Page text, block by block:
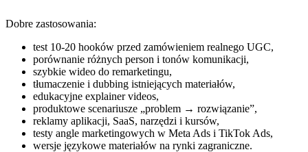
Dobre zastosowania:
test 10-20 hooków przed zamówieniem realnego UGC,
porównanie różnych person i tonów komunikacji,
szybkie wideo do remarketingu,
tłumaczenie i dubbing istniejących materiałów,
edukacyjne explainer videos,
produktowe scenariusze „problem → rozwiązanie”,
reklamy aplikacji, SaaS, narzędzi i kursów,
testy angle marketingowych w Meta Ads i TikTok Ads,
wersje językowe materiałów na rynki zagraniczne.